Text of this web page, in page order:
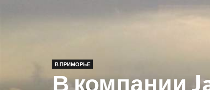
В ПРИМОРЬЕ
В компании